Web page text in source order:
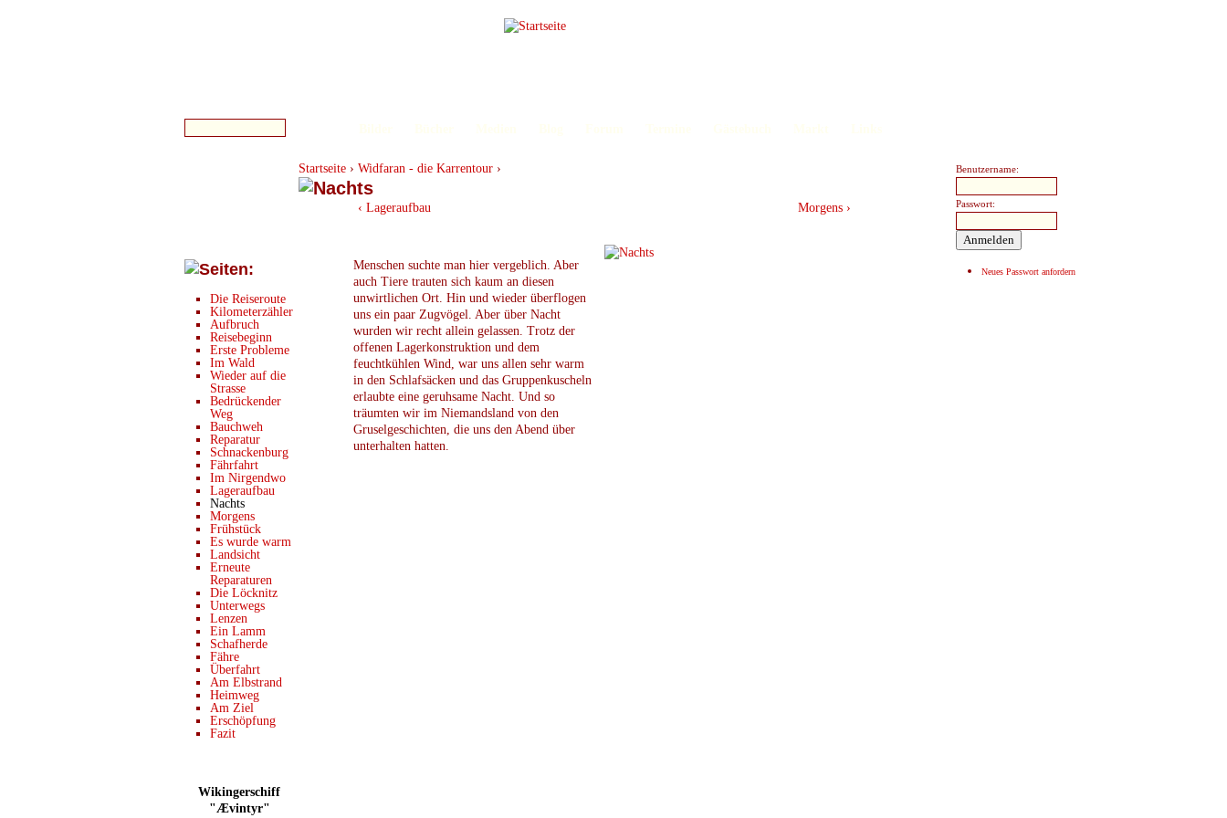
Startseite › Widfaran - die Karrentour ›
‹ Lageraufbau Morgens ›
Menschen suchte man hier vergeblich. Aber
auch Tiere trauten sich kaum an diesen
unwirtlichen Ort. Hin und wieder überflogen
uns ein paar Zugvögel. Aber über Nacht
wurden wir recht allein gelassen. Trotz der
offenen Lagerkonstruktion und dem
feuchtkühlen Wind, war uns allen sehr warm
in den Schlafsäcken und das Gruppenkuscheln
erlaubte eine geruhsame Nacht. Und so
träumten wir im Niemandsland von den
Gruselgeschichten, die uns den Abend über
unterhalten hatten.
Die Reiseroute
Kilometerzähler
Aufbruch
Reisebeginn
Erste Probleme
Im Wald
Wieder auf die
Strasse
Bedrückender
Weg
Bauchweh
Reparatur
Schnackenburg
Fährfahrt
Im Nirgendwo
Lageraufbau
Nachts
Morgens
Frühstück
Es wurde warm
Landsicht
Erneute
Reparaturen
Die Löcknitz
Unterwegs
Lenzen
Ein Lamm
Schafherde
Fähre
Überfahrt
Am Elbstrand
Heimweg
Am Ziel
Erschöpfung
Fazit
Wikingerschiff
"Ævintyr"
Benutzername:
Passwort:
Neues Passwort anfordern